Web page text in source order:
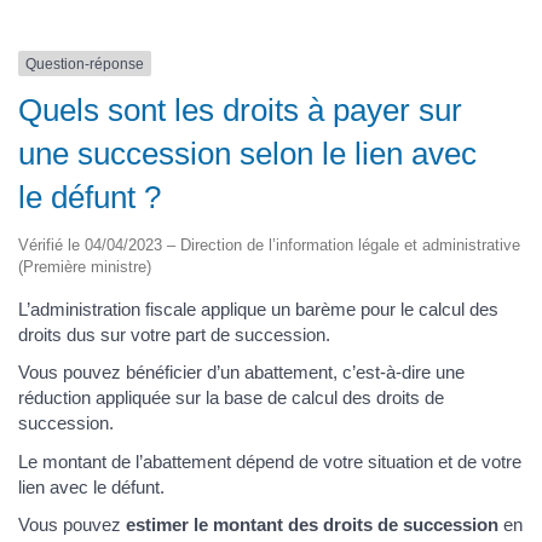
Question-réponse
Quels sont les droits à payer sur
une succession selon le lien avec
le défunt ?
Vérifié le 04/04/2023 – Direction de l’information légale et administrative
(Première ministre)
L’administration fiscale applique un barème pour le calcul des
droits dus sur votre part de succession.
Vous pouvez bénéficier d’un abattement, c’est-à-dire une
réduction appliquée sur la base de calcul des droits de
succession.
Le montant de l’abattement dépend de votre situation et de votre
lien avec le défunt.
Vous pouvez estimer le montant des droits de succession en